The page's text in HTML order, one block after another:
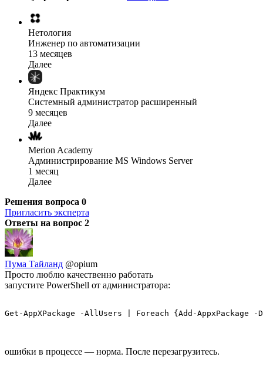
Нетология
Инженер по автоматизации
13 месяцев
Далее
Яндекс Практикум
Системный администратор расширенный
9 месяцев
Далее
Merion Academy
Администрирование MS Windows Server
1 месяц
Далее
Решения вопроса 0
Пригласить эксперта
Ответы на вопрос 2
Пума Тайланд @opium
Просто люблю качественно работать
запустите PowerShell от администратора:
Get-AppXPackage -AllUsers | Foreach {Add-
ошибки в процессе — норма. После перезагрузитесь.